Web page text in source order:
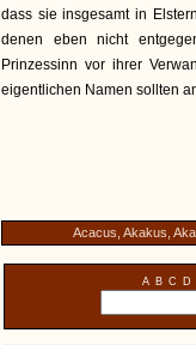
dass sie insgesamt in
denen eben nicht
Prinzessinn vor ihrer
eigentlichen Namen sollten
Acacus, Akakus,
A B C D